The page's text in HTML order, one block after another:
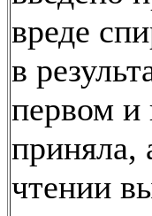
вреде
в
первом и
приняла,
чтении